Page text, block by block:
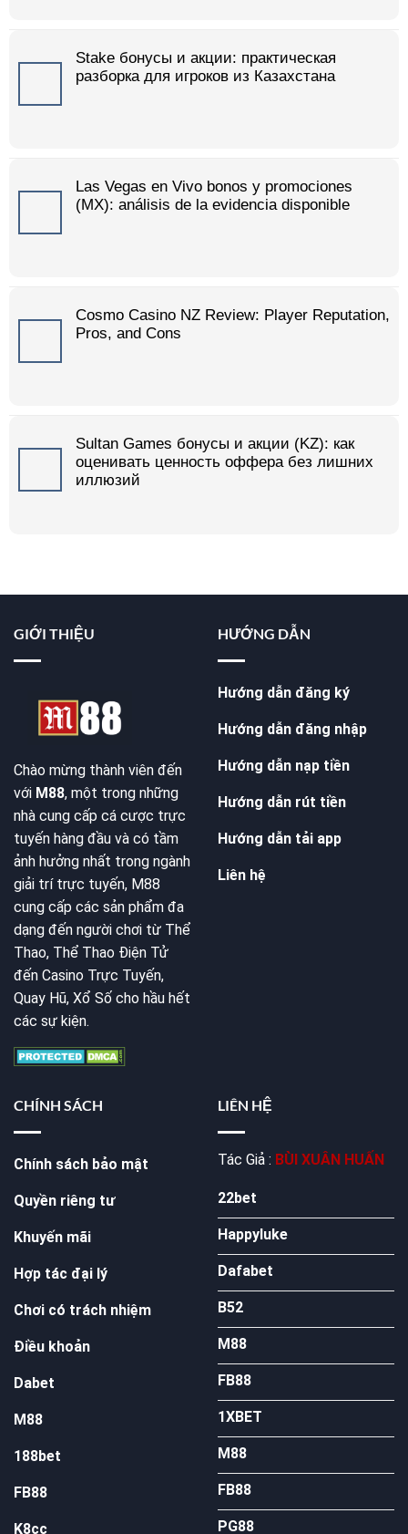
Stake бонусы и акции: практическая
разборка для игроков из Казахстана
Las Vegas en Vivo bonos y promociones
(MX): análisis de la evidencia disponible
Cosmo Casino NZ Review: Player Reputation,
Pros, and Cons
Sultan Games бонусы и акции (KZ): как
оценивать ценность оффера без лишних
иллюзий
GIỚI THIỆU
Chào mừng thành viên đến
với M88, một trong những
nhà cung cấp cá cược trực
tuyến hàng đầu và có tầm
ảnh hưởng nhất trong ngành
giải trí trực tuyến, M88
cung cấp các sản phẩm đa
dạng đến người chơi từ Thể
Thao, Thể Thao Điện Tử
đến Casino Trực Tuyến,
Quay Hũ, Xổ Số cho hầu hết
các sự kiện.
HƯỚNG DẪN
Hướng dẫn đăng ký
Hướng dẫn đăng nhập
Hướng dẫn nạp tiền
Hướng dẫn rút tiền
Hướng dẫn tải app
Liên hệ
CHÍNH SÁCH
Chính sách bảo mật
Quyền riêng tư
Khuyến mãi
Hợp tác đại lý
Chơi có trách nhiệm
Điều khoản
Dabet
M88
188bet
FB88
K8cc
LIÊN HỆ
Tác Giả : BÙI XUÂN HUẤN
22bet
Happyluke
Dafabet
B52
M88
FB88
1XBET
M88
FB88
PG88